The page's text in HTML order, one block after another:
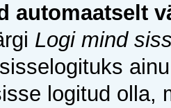
automaatselt
Logi mind
logitud olla,